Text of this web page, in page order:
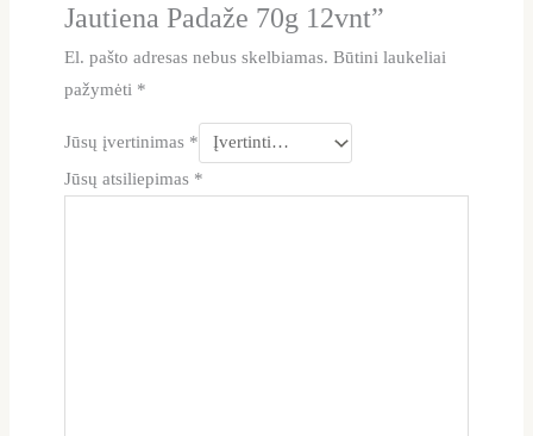
Jautiena Padaže 70g 12vnt”
El. pašto adresas nebus skelbiamas. Būtini laukeliai
pažymėti *
Jūsų įvertinimas *
Jūsų atsiliepimas *